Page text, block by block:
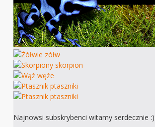
Najnowsi subskrybenci witamy serdecznie :)